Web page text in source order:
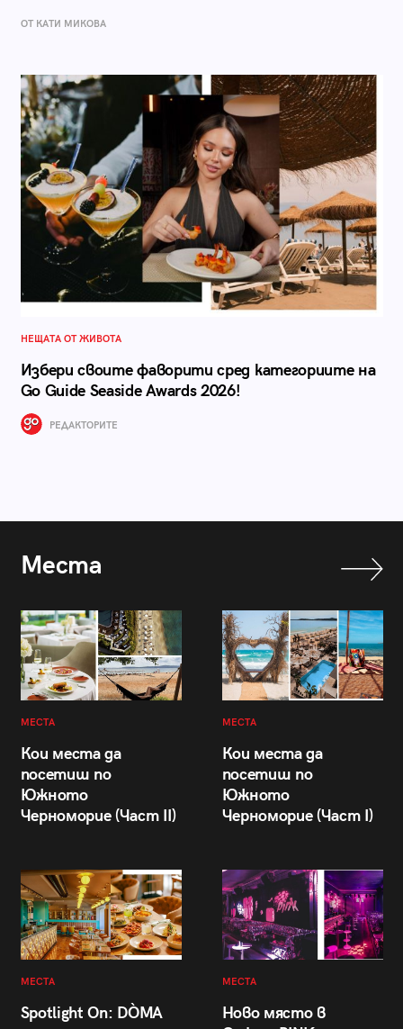
ОТ КАТИ МИКОВА
НЕЩАТА ОТ ЖИВОТА
Избери своите фаворити сред категориите на
Go Guide Seaside Awards 2026!
РЕДАКТОРИТЕ
Места
МЕСТА
Кои места да
посетиш по
Южното
Черноморие (Част II)
МЕСТА
Кои места да
посетиш по
Южното
Черноморие (Част I)
МЕСТА
Spotlight On: DÒMA
МЕСТА
Ново място в